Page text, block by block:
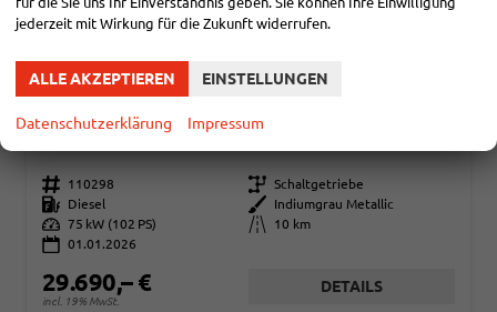
VOLKSWAGEN CADDY
BASIS 2.0TDI ACC KAM GV5 APP
Fahrzeugnr. 110298 Getriebe Schaltgetriebe
Kraftstoff
Diesel Außenfarbe
Indiumgrau Metallic
Leistung 75 kW (102 PS) Kilometerstand
10 km
01.01.2026
29.690,– €
incl. 19% MwSt.
DETAILS
jederzeit mit Wirkung für die Zukunft widerrufen.
ALLE AKZEPTIEREN EINSTELLUNGEN
Datenschutzerklärung Impressum